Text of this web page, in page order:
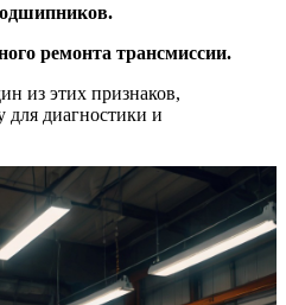
ремонта трансмиссии.
из этих признаков,
для диагностики и